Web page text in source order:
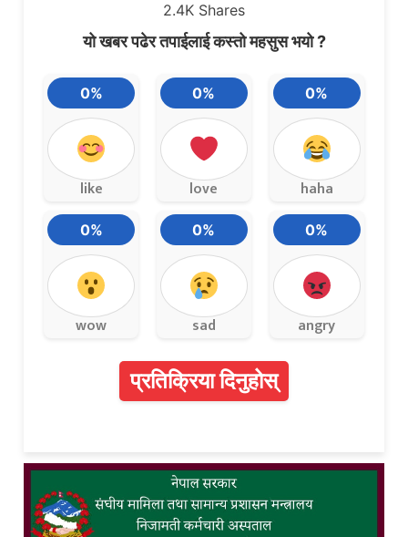
2.4K Shares
यो खबर पढेर तपाईलाई कस्तो महसुस भयो ?
0%
like
0%
love
0%
haha
0%
wow
0%
sad
0%
angry
प्रतिक्रिया दिनुहोस्